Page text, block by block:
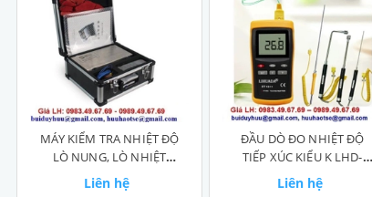
MÁY KIỂM TRA NHIỆT ĐỘ
LÒ NUNG, LÒ NHIỆT
IBOO-4
Liên hệ
ĐẦU DÒ ĐO NHIỆT ĐỘ
TIẾP XÚC KIỂU K LHD-
81530
Liên hệ